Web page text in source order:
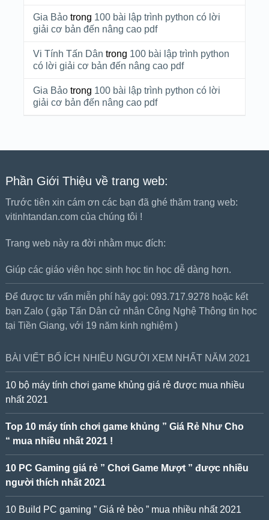
Gia Bảotrong 100 bài lập trình python có lời
giải cơ bản đến nâng cao pdf
Vi Tính Tấn Dân trong 100 bài lập trình python
có lời giải cơ bản đến nâng cao pdf
Gia Bảotrong 100 bài lập trình python có lời
giải cơ bản đến nâng cao pdf
Phần Giới Thiệu về trang web:
Trước tiên xin cám ơn các bạn đã ghé thăm trang web:
vitinhtandan.com của chúng tôi !
Trang web này ra đời nhằm mục đích:
Giúp các giáo viên học sinh học tin học dễ dàng hơn.
Để được tư vấn miễn phí hãy gọi: 093.717.9278 hoặc kết
bạn Zalo ( gặp Tấn Dân cử nhân Công Nghệ Thông tin học
tại Tiền Giang, với 19 năm kinh nghiệm )
BÀI VIẾT BỔ ÍCH NHIỀU NGƯỜI XEM NHẤT NĂM 2021
10 bộ máy tính chơi game khủng giá rẻ được mua nhiều
nhất 2021
Top 10 máy tính chơi game khủng ” Giá Rẻ Như Cho
“ mua nhiều nhất 2021 !
10 PC Gaming giá rẻ ” Chơi Game Mượt ” được nhiều
người thích nhất 2021
10 Build PC gaming ” Giá rẻ bèo ” mua nhiều nhất 2021